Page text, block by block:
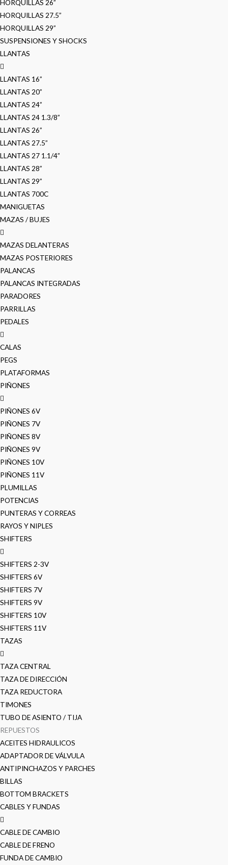
HORQUILLAS 26”
HORQUILLAS 27.5”
HORQUILLAS 29”
SUSPENSIONES Y SHOCKS
LLANTAS
LLANTAS 16”
LLANTAS 20”
LLANTAS 24”
LLANTAS 24 1.3/8”
LLANTAS 26”
LLANTAS 27.5”
LLANTAS 27 1.1/4”
LLANTAS 28”
LLANTAS 29”
LLANTAS 700C
MANIGUETAS
MAZAS / BUJES
MAZAS DELANTERAS
MAZAS POSTERIORES
PALANCAS
PALANCAS INTEGRADAS
PARADORES
PARRILLAS
PEDALES
CALAS
PEGS
PLATAFORMAS
PIÑONES
PIÑONES 6V
PIÑONES 7V
PIÑONES 8V
PIÑONES 9V
PIÑONES 10V
PIÑONES 11V
PLUMILLAS
POTENCIAS
PUNTERAS Y CORREAS
RAYOS Y NIPLES
SHIFTERS
SHIFTERS 2-3V
SHIFTERS 6V
SHIFTERS 7V
SHIFTERS 9V
SHIFTERS 10V
SHIFTERS 11V
TAZAS
TAZA CENTRAL
TAZA DE DIRECCIÓN
TAZA REDUCTORA
TIMONES
TUBO DE ASIENTO / TIJA
REPUESTOS
ACEITES HIDRAULICOS
ADAPTADOR DE VÁLVULA
ANTIPINCHAZOS Y PARCHES
BILLAS
BOTTOM BRACKETS
CABLES Y FUNDAS
CABLE DE CAMBIO
CABLE DE FRENO
FUNDA DE CAMBIO